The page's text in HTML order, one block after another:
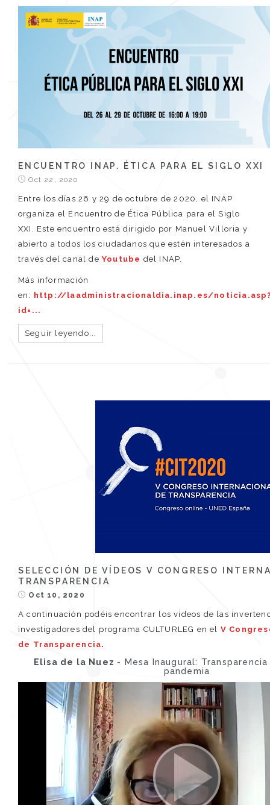
ENCUENTRO INAP. ÉTICA PARA EL SIGLO XXI
Oct 22, 2020
Entre los días 26 y 29 de octubre de 2020, el INAP
organiza el Encuentro de Ética Pública para el Siglo
XXI. Este encuentro está dirigido por Manuel Villoria y
abierto a todos los ciudadanos que estén interesados a
través del canal de Youtube del INAP.
Más información
en: http://laadministracionaldia.inap.es/
id=...
Seguir leyendo...
SELECCIÓN DE VÍDEOS V CONGRESO
TRANSPARENCIA
Oct 10, 2020
A continuación podéis encontrar los videos de las
investigadores del programa CULTURLEG en el V
de Transparencia.
Elisa de la Nuez - Mesa Inaugural:
pandemia